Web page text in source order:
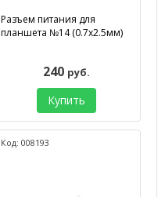
Разъем питания для
планшета №14 (0.7х2.5мм)
240 руб.
Купить
Код: 008193